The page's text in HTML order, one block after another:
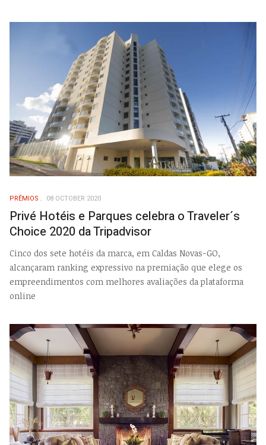
PRÊMIOS 08 OCTOBER 2020
Privé Hotéis e Parques celebra o Traveler´s
Choice 2020 da Tripadvisor
Cinco dos sete hotéis da marca, em Caldas Novas-GO,
alcançaram ranking expressivo na premiação que elege os
empreendimentos com melhores avaliações da plataforma
online